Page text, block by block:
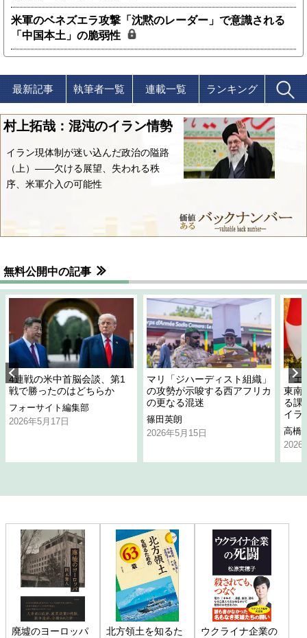
米軍のベネズエラ攻撃「沈黙のレーダー」で意識される
「中国本土」の脆弱性
最新記事 執筆者一覧 連載一覧 ランキング
村上拓哉：混沌のイラン情勢
イラン現体制が迷い込んだ政治の隘路
（上）――欠ける展望、失われる秩
序、米軍介入の可能性
無料公開中の記事
4連戦の米中首脳会談、第1
戦で勝ったのはどちらか
フォーサイト編集部
2026年5月17日
マリ「ジハーディスト組織」
の攻勢が示唆する西アフリカ
の更なる混迷
篠田英朗
2026年5月15日
「
東南
る課
イラ
高橋
2026
廃墟のヨーロッパ
北方領土を知るた
ウクライナ企業の